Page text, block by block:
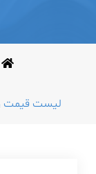
لیست قیمت ورق